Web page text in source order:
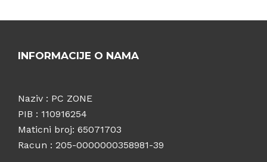
INFORMACIJE O NAMA
Naziv : PC ZONE
PIB : 110916254
Maticni broj: 65071703
Racun : 205-0000000358981-39